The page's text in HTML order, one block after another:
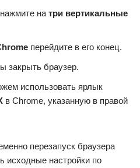
на три вертикальные
перейдите в его конец.
закрыть браузер.
использовать ярлык
в Chrome, указанную в правой
перезапуск браузера
исходные настройки по